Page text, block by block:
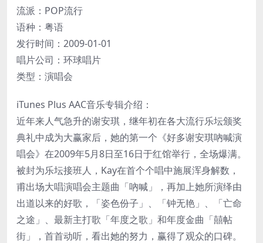
流派：POP流行
语种：粤语
发行时间：2009-01-01
唱片公司：环球唱片
类型：演唱会
iTunes Plus AAC音乐专辑介绍：
近年来人气急升的谢安琪，继年初在各大流行乐坛颁奖
典礼中成为大赢家后，她的第一个《好多谢安琪吶喊演
唱会》在2009年5月8日至16日于红馆举行，全场爆满。
被封为乐坛接班人，Kay在首个个唱中施展浑身解数，
甫出场大唱演唱会主题曲「吶喊」，再加上她所演绎由
出道以来的好歌，「姿色份子」、「钟无艳」、「亡命
之途」、最新主打歌「年度之歌」和年度金曲「囍帖
街」，首首动听，看出她的努力，赢得了观众的口碑。